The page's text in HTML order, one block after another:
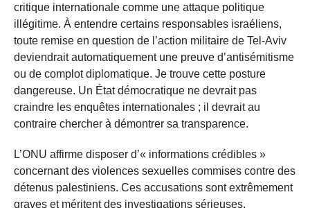
critique internationale comme une attaque politique
illégitime. À entendre certains responsables israéliens,
toute remise en question de l’action militaire de Tel-Aviv
deviendrait automatiquement une preuve d’antisémitisme
ou de complot diplomatique. Je trouve cette posture
dangereuse. Un État démocratique ne devrait pas
craindre les enquêtes internationales ; il devrait au
contraire chercher à démontrer sa transparence.
L’ONU affirme disposer d’« informations crédibles »
concernant des violences sexuelles commises contre des
détenus palestiniens. Ces accusations sont extrêmement
graves et méritent des investigations sérieuses,